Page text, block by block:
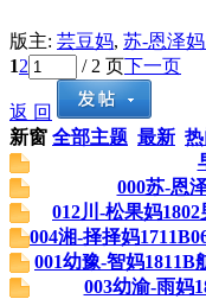
版主: 芸豆妈, 苏-恩泽
12 / 2 页下一页
返 回
新窗 全部主题 最新 热
000苏-恩
012川-松果妈
004湘-择择妈
001幼豫-智妈1811B
003幼渝-雨妈